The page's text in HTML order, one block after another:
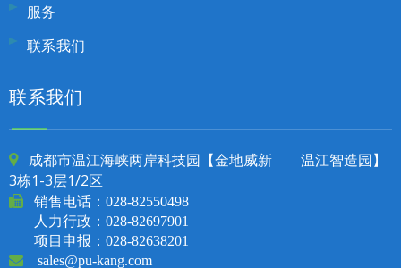
服务
联系我们
联系我们

成都市温江海峡两岸科技园【金地威新 温江智造园】
3栋1-3层1/2区
 销售电话： 028-82550498
人力行政：028-82697901
项目申报：028-82638201
 sales@pu-kang.com